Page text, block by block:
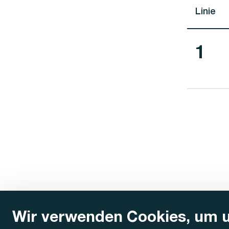
Wir verwenden Cookies, um
Linie
Linie
1